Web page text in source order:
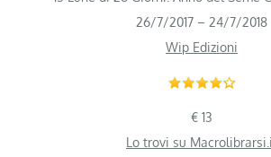
26/7/2017 – 24/7/2018
Wip Edizioni
€ 13
Lo trovi su